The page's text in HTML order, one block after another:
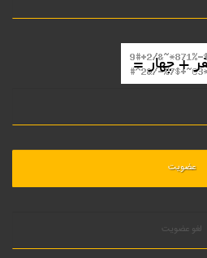
لغو عضویت